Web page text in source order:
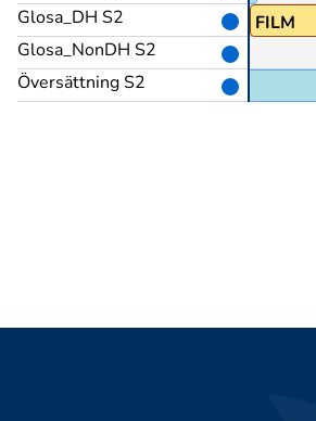
Glosa_DH S2
Glosa_NonDH S2
Översättning S2
FILM